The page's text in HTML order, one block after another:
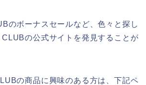
のボーナスセールなど、色々と探し
の公式サイトを発見することが
の商品に興味のある方は、下記ペ